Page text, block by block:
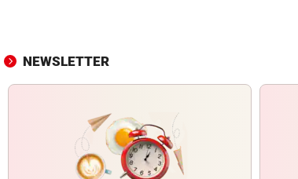
NEWSLETTER